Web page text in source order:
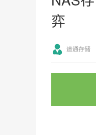
弈
道通存储